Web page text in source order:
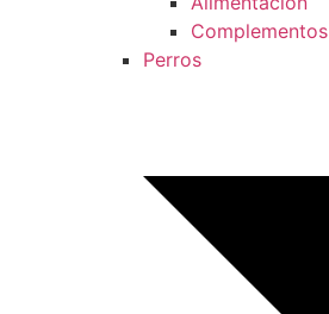
Complementos
Perros